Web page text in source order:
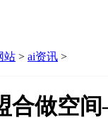
站 > ai资讯 >
合做空